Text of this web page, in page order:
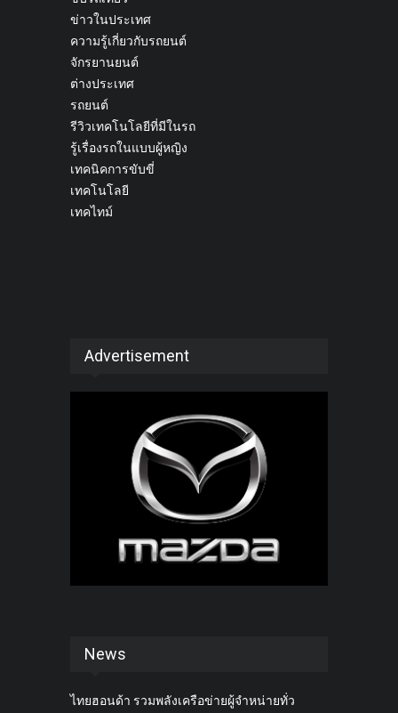
ข่าวในประเทศ
ความรู้เกี่ยวกับรถยนต์
จักรยานยนต์
ต่างประเทศ
รถยนต์
รีวิวเทคโนโลยีที่มีในรถ
รู้เรื่องรถในแบบผู้หญิง
เทคนิคการขับขี่
เทคโนโลยี
เทคไทม์
Advertisement
News
ไทยฮอนด้า รวมพลังเครือข่ายผู้จำหน่ายทั่ว